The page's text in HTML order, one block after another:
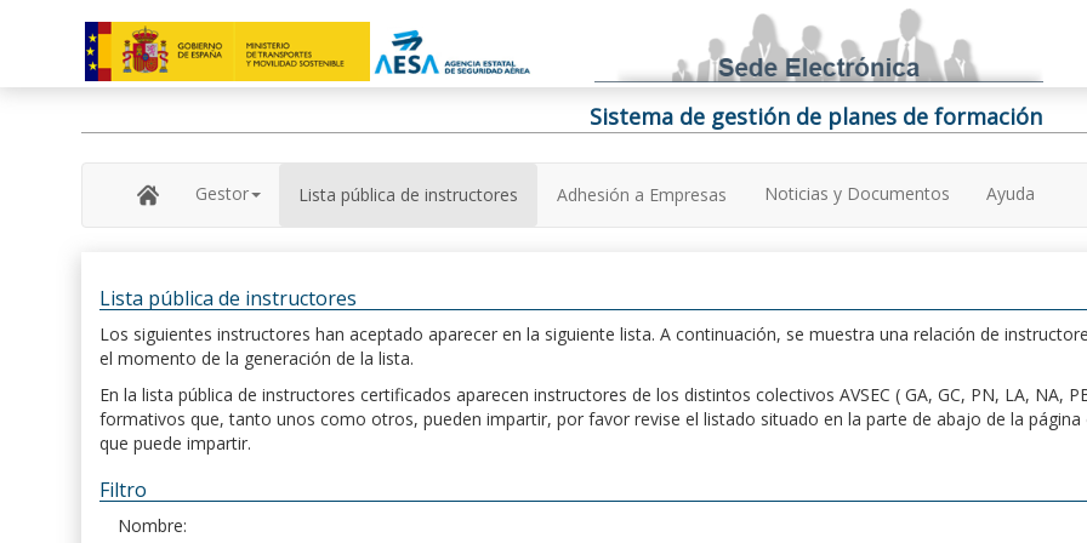
Sistema de gestión de planes de formación
Gestor Lista pública de instructores Adhesión a Empresas Noticias y Documentos Ayuda
Lista pública de instructores
Los siguientes instructores han aceptado aparecer en la siguiente lista. A continuación, se muestra una relación de
el momento de la generación de la lista.
En la lista pública de instructores certificados aparecen instructores de los distintos colectivos AVSEC ( GA, GC, PN, LA, NA,
formativos que, tanto unos como otros, pueden impartir, por favor revise el listado situado en la parte de abajo de la
que puede impartir.
Filtro
Nombre: